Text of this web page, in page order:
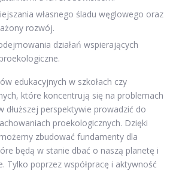
własnego śladu węglowego oraz
rozwój.
działań wspierających
edukacyjnych w szkołach czy
które koncentrują się na problemach
dłuższej perspektywie prowadzić do
proekologicznych. Dzięki
zbudować fundamenty dla
będą w stanie dbać o naszą planetę i
Tylko poprzez współpracę i aktywność